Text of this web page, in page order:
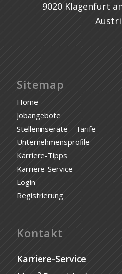
9020 Klagenfurt
Sitemap
Home
Jobangebote
Stelleninserate – Tarife
Unternehmensprofile
Karriere-Tipps
Karriere-Service
Login
Registrierung
Kontakt
Karriere-Service